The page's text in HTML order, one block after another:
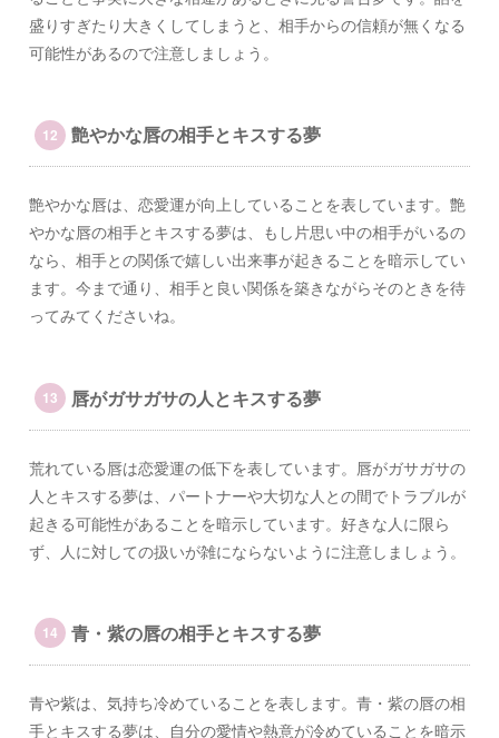
盛りすぎたり大きくしてしまうと、相手からの信頼が無くなる
可能性があるので注意しましょう。
艶やかな唇の相手とキスする夢
艶やかな唇は、恋愛運が向上していることを表しています。艶
やかな唇の相手とキスする夢は、もし片思い中の相手がいるの
なら、相手との関係で嬉しい出来事が起きることを暗示してい
ます。今まで通り、相手と良い関係を築きながらそのときを待
ってみてくださいね。
唇がガサガサの人とキスする夢
荒れている唇は恋愛運の低下を表しています。唇がガサガサの
人とキスする夢は、パートナーや大切な人との間でトラブルが
起きる可能性があることを暗示しています。好きな人に限ら
ず、人に対しての扱いが雑にならないように注意しましょう。
青・紫の唇の相手とキスする夢
青や紫は、気持ち冷めていることを表します。青・紫の唇の相
手とキスする夢は、自分の愛情や熱意が冷めていることを暗示